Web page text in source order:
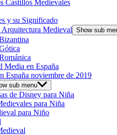
Castillos Medievales
y su Significado
Arquitectura Medieval Show sub
Media en España
España noviembre de 2019
sub menu
de Disney para Niña
para Niña
para Niño